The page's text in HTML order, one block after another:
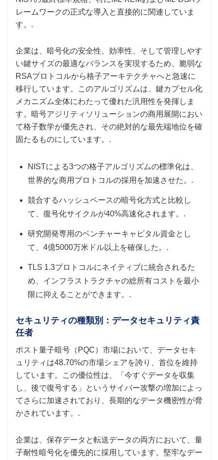
レームワークの正式な導入と直接的に関連していま
す。.
企業は、暗号化の安全性、効率性、そして管理しやす
い鍵サイズの最適なバランスを実現するため、脆弱な
RSAプロトコルから格子アーキテクチャへと急速に
移行しています。このアルゴリズムは、鍵カプセル化
メカニズム全体にわたって優れた汎用性を発揮しま
す。暗号アジリティソリューションの商用展開におい
て格子数学が優先され、その絶対的な最先端地位を確
固たるものにしています。.
NISTによる3つの格子アルゴリズムの標準化は、
世界的な商用プロトコルの採用を加速させた。.
競合するハッシュベースの暗号化方式と比較し
て、復号化サイクルが40%高速化されます。.
研究開発専用のベンチャーキャピタル資金とし
て、4億5000万米ドル以上を確保した。.
TLS 1.3プロトコルにネイティブに統合されるた
め、インフラストラクチャの総所有コストを最小
限に抑えることができます。.
セキュリティの種類別：データセキュリティ責
任者
ポスト量子暗号（PQC）市場において、データセキ
ュリティは48.70%の市場シェアを誇り、首位を維持
しています。この優位性は、「今すぐデータを収集
し、後で復号する」というサイバー攻撃の増加によっ
てさらに加速されており、長期的なデータ機密性が脅
かされています。.
企業は、保存データと転送データの両方において、量
子耐性暗号化を優先的に採用しています。堅牢なデー